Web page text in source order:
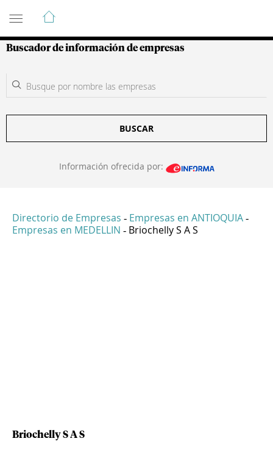
Guía de Empresas Colombianas
Buscador de información de empresas
BUSCAR
Información ofrecida por:
Directorio de Empresas - Empresas en ANTIOQUIA -
Empresas en MEDELLIN - Briochelly S A S
Briochelly S A S